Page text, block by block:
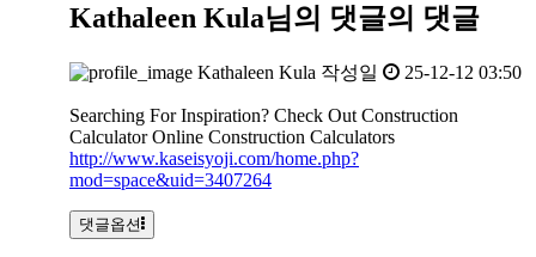
Kathaleen Kula님의 댓글의 댓글
Kathaleen Kula 작성일 25-12-12 03:50
Searching For Inspiration? Check Out Construction
Calculator Online Construction Calculators
http://www.kaseisyoji.com/home.php?
mod=space&uid=3407264
댓글옵션